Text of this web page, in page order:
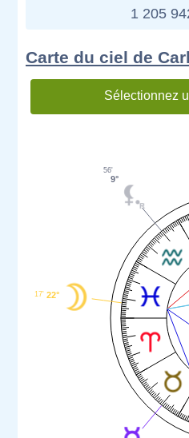
1 205
Carte du ciel de
Sélectionnez
9°
56'
22°
17'